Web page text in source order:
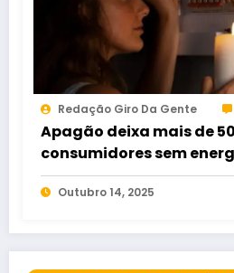
Redação Giro Da Gente
Apagão deixa mais de
consumidores sem
municípios de Goiás
Outubro 14, 2025